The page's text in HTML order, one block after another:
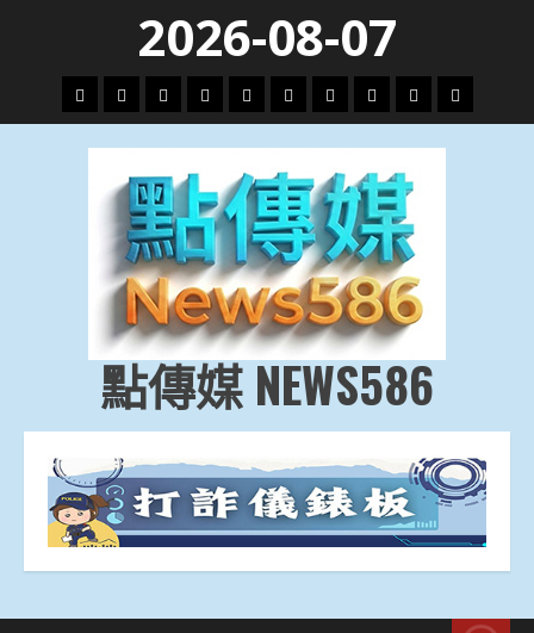
content
2026-08-07
頭
條
財
經
地
方.
會
文
教.
技
專
題
娛
樂
劇
政
治
國
際
運
動
生
活
點傳媒 NEWS586